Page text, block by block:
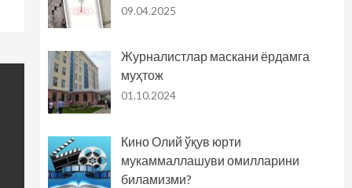
09.04.2025
Журналистлар маскани ёрдамга
муҳтож
01.10.2024
Кино Олий ўқув юрти
мукаммаллашуви омилларини
биламизми?